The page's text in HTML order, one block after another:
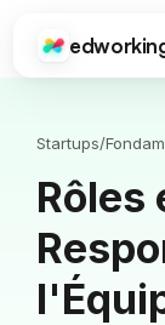
Edworking
Startups/
Rôles